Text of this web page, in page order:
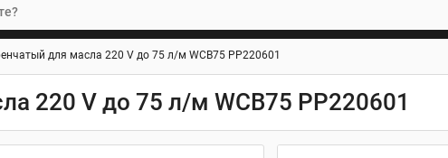
для масла 220 V до 75 л/м WCB75 PP220601
220 V до 75 л/м WCB75 PP220601